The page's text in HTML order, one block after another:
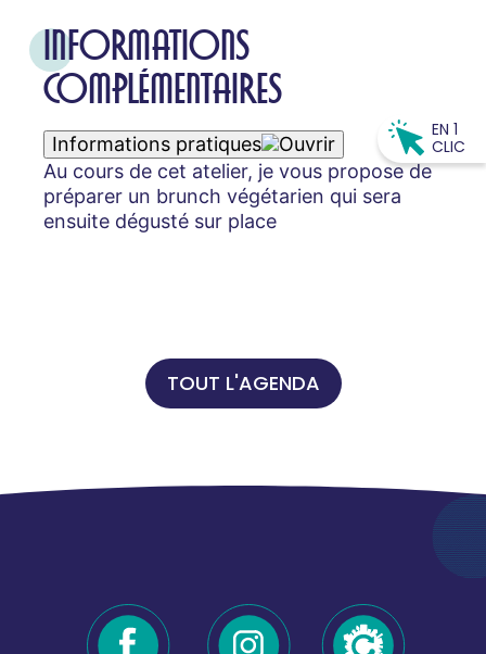
INFORMATIONS
COMPLÉMENTAIRES
Informations pratiques
Au cours de cet atelier, je vous propose de
préparer un brunch végétarien qui sera
ensuite dégusté sur place
TOUT L'AGENDA
EN 1
CLIC